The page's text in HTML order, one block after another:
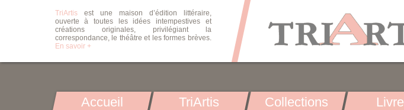
TriArtisest une maison d’édition littéraire,
ouverte à toutes les idées intempestives et
créations originales, privilégiant la
correspondance, le théâtre et les formes brèves.
En savoir +
Accueil TriArtis Collections